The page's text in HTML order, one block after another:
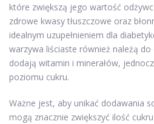
które zwiększą jego wartość
zdrowe kwasy tłuszczowe oraz
idealnym uzupełnieniem dla
warzywa liściaste również należą do
dodają witamin i minerałów,
poziomu cukru.
Ważne jest, aby unikać dodawania
mogą znacznie zwiększyć ilość